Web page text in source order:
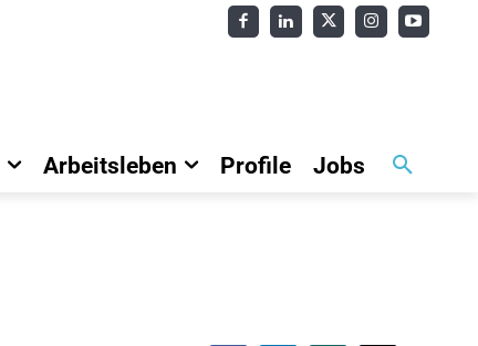
Arbeitsleben Profile Jobs